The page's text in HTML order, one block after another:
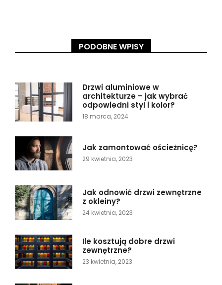
PODOBNE WPISY
Drzwi aluminiowe w
architekturze – jak wybrać
odpowiedni styl i kolor?
18 marca, 2024
Jak zamontować ościeżnicę?
29 kwietnia, 2023
Jak odnowić drzwi zewnętrzne
z okleiny?
24 kwietnia, 2023
Ile kosztują dobre drzwi
zewnętrzne?
23 kwietnia, 2023